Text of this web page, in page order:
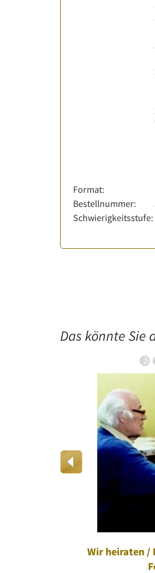
Format:
Bestellnummer:
Schwierigkeitsstufe:
Das könnte Sie
Wir heiraten /